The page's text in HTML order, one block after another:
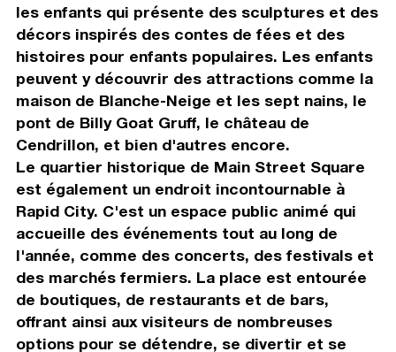
les enfants qui présente des sculptures et des
décors inspirés des contes de fées et des
histoires pour enfants populaires. Les enfants
peuvent y découvrir des attractions comme la
maison de Blanche-Neige et les sept nains, le
pont de Billy Goat Gruff, le château de
Cendrillon, et bien d'autres encore.
Le quartier historique de Main Street Square
est également un endroit incontournable à
Rapid City. C'est un espace public animé qui
accueille des événements tout au long de
l'année, comme des concerts, des festivals et
des marchés fermiers. La place est entourée
de boutiques, de restaurants et de bars,
offrant ainsi aux visiteurs de nombreuses
options pour se détendre, se divertir et se